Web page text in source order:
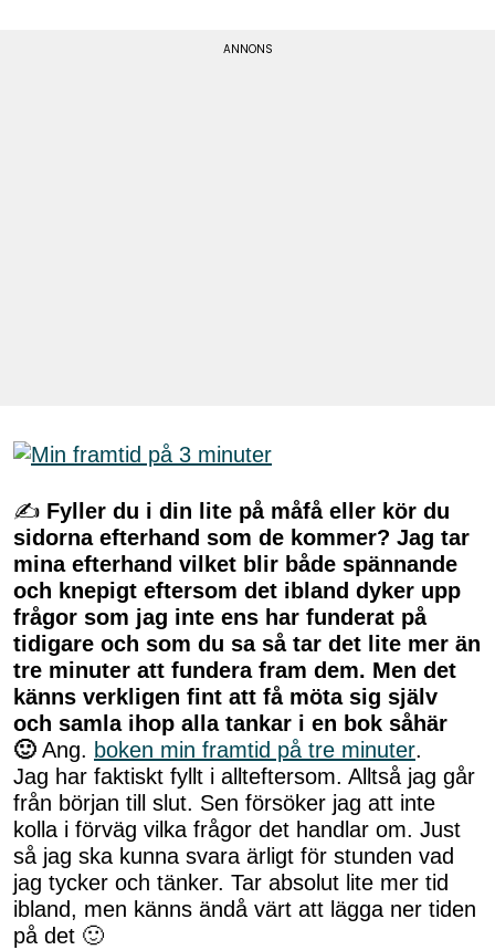
✍ Fyller du i din lite på måfå eller kör du
sidorna efterhand som de kommer? Jag tar
mina efterhand vilket blir både spännande
och knepigt eftersom det ibland dyker upp
frågor som jag inte ens har funderat på
tidigare och som du sa så tar det lite mer än
tre minuter att fundera fram dem. Men det
känns verkligen fint att få möta sig själv
och samla ihop alla tankar i en bok såhär
🙂 Ang. boken min framtid på tre minuter.
Jag har faktiskt fyllt i allteftersom. Alltså jag går
från början till slut. Sen försöker jag att inte
kolla i förväg vilka frågor det handlar om. Just
så jag ska kunna svara ärligt för stunden vad
jag tycker och tänker. Tar absolut lite mer tid
ibland, men känns ändå värt att lägga ner tiden
på det 🙂